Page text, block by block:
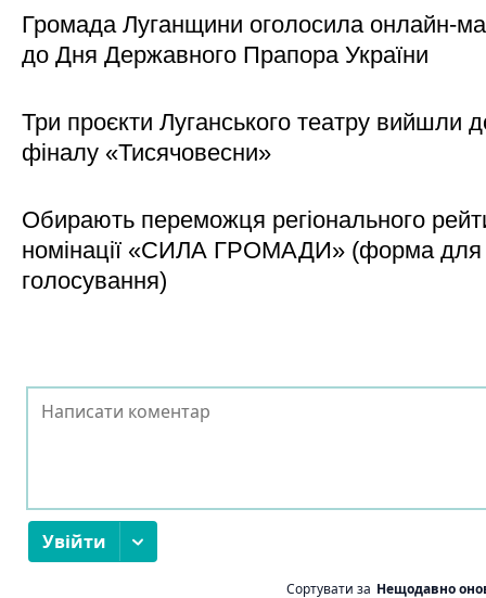
Громада Луганщини оголосила онлайн-
до Дня Державного Прапора України
Три проєкти Луганського театру вийшли
фіналу «Тисячовесни»
Обирають переможця регіонального
номінації «СИЛА ГРОМАДИ» (форма для
голосування)